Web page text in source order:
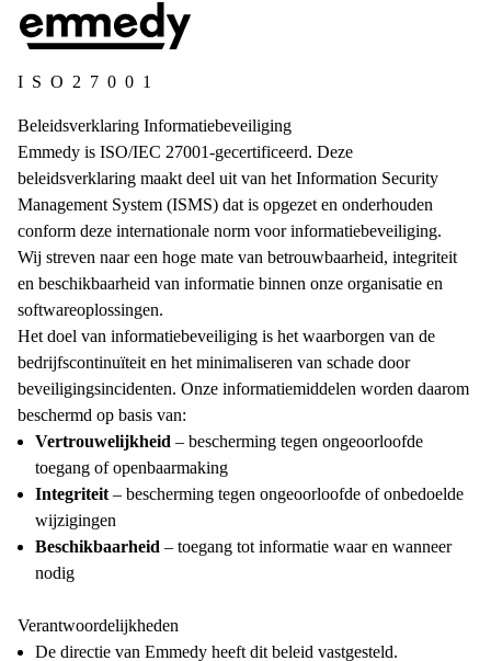
ISO27001
Beleidsverklaring Informatiebeveiliging
Emmedy is ISO/IEC 27001-gecertificeerd. Deze
beleidsverklaring maakt deel uit van het Information Security
Management System (ISMS) dat is opgezet en onderhouden
conform deze internationale norm voor informatiebeveiliging.
Wij streven naar een hoge mate van betrouwbaarheid, integriteit
en beschikbaarheid van informatie binnen onze organisatie en
softwareoplossingen.
Het doel van informatiebeveiliging is het waarborgen van de
bedrijfscontinuïteit en het minimaliseren van schade door
beveiligingsincidenten. Onze informatiemiddelen worden daarom
beschermd op basis van:
Vertrouwelijkheid – bescherming tegen ongeoorloofde
toegang of openbaarmaking
Integriteit – bescherming tegen ongeoorloofde of onbedoelde
wijzigingen
Beschikbaarheid – toegang tot informatie waar en wanneer
nodig
Verantwoordelijkheden
De directie van Emmedy heeft dit beleid vastgesteld.